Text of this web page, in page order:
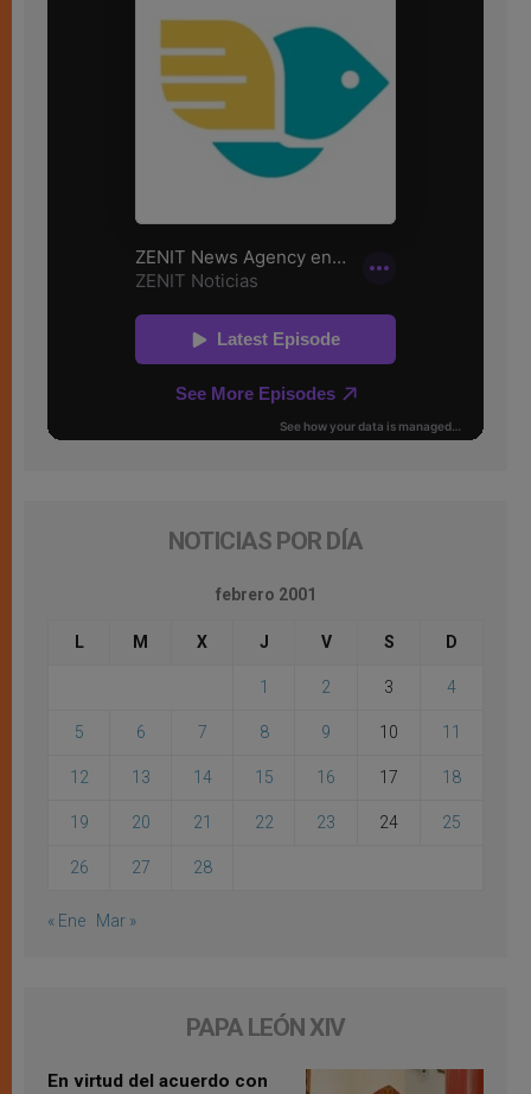
NOTICIAS POR DÍA
febrero 2001
L M X J V S D
1 2 3 4
5 6 7 8 9 10 11
12 13 14 15 16 17 18
19 20 21 22 23 24 25
26 27 28
« Ene Mar »
PAPA LEÓN XIV
En virtud del acuerdo con